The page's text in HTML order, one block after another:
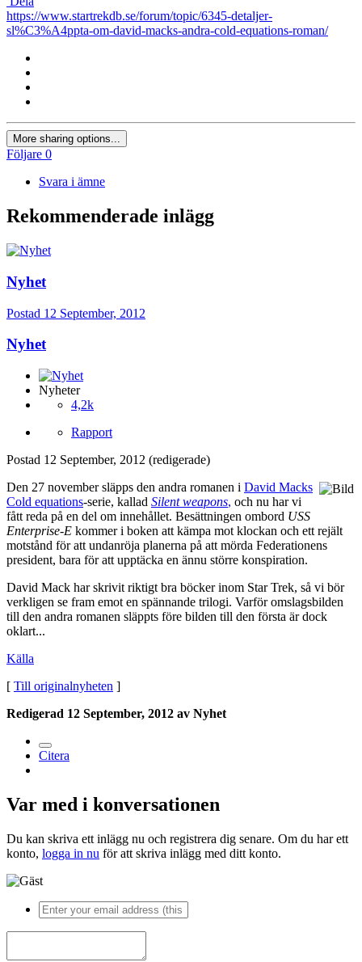
https://www.startrekdb.se/forum/topic/6345-detaljer-
sl%C3%A4ppta-om-david-macks-andra-cold-equations-roman/
More sharing options...
Följare 0
Svara i ämne
Rekommenderade inlägg
Nyhet
Postad 12 September, 2012
Nyhet
Nyheter
4,2k
Rapport
Postad 12 September, 2012 (redigerade)
Den 27 november släpps den andra romanen i David Macks
Cold equations-serie, kallad Silent weapons, och nu har vi
fått reda på en del om innehållet. Besättningen ombord USS
Enterprise-E kommer i boken att kämpa mot klockan och ett rejält
motstånd för att undanröja planerna på att mörda Federationens
president, bara för att upptäcka en ännu större konspiration.
David Mack har skrivit riktigt bra böcker inom Star Trek, så vi bör
verkligen se fram emot en spännande trilogi. Varför omslagsbilden
till den andra romanen släppts före bilden till den första är dock
oklart...
Källa
[ Till originalnyheten ]
Redigerad 12 September, 2012 av Nyhet
Citera
Var med i konversationen
Du kan skriva ett inlägg nu och registrera dig senare. Om du har ett
konto, logga in nu för att skriva inlägg med ditt konto.